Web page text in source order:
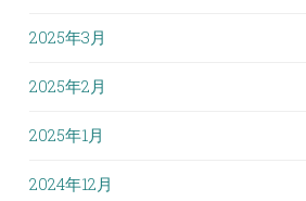
2025年3月
2025年2月
2025年1月
2024年12月